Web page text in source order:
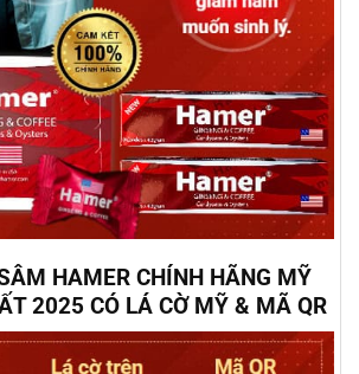
HAMER CHÍNH HÃNG MỸ
2025 CÓ LÁ CỜ MỸ & MÃ QR